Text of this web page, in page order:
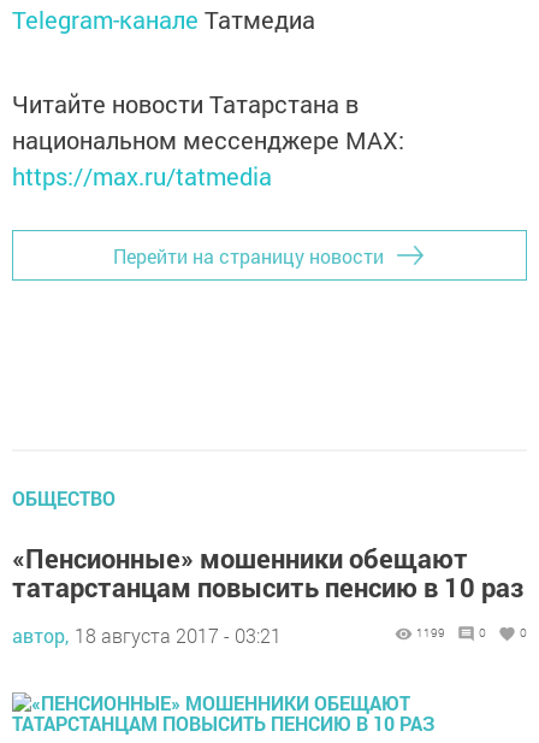
Telegram-канале Татмедиа
Читайте новости Татарстана в
национальном мессенджере MАХ:
https://max.ru/tatmedia
Перейти на страницу новости
ОБЩЕСТВО
«Пенсионные» мошенники обещают
татарстанцам повысить пенсию в 10 раз
автор, 18 августа 2017 - 03:21 1199 0 0